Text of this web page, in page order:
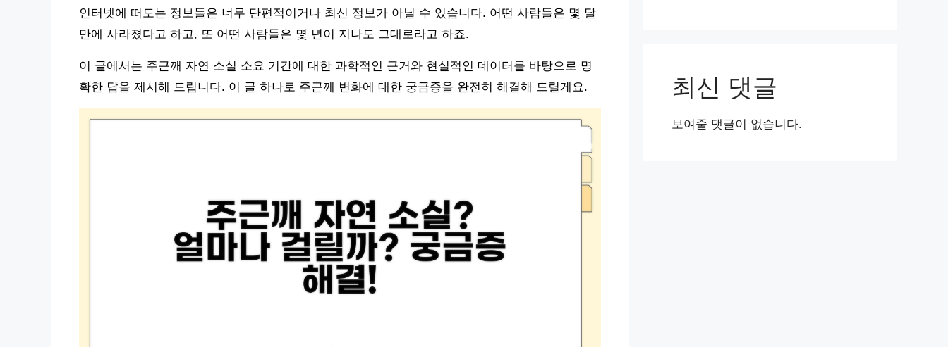
인터넷에 떠도는 정보들은 너무 단편적이거나 최신 정보가 아닐 수 있습니다. 어떤 사람들은 몇 달
만에 사라졌다고 하고, 또 어떤 사람들은 몇 년이 지나도 그대로라고 하죠.
이 글에서는 주근깨 자연 소실 소요 기간에 대한 과학적인 근거와 현실적인 데이터를 바탕으로 명
확한 답을 제시해 드립니다. 이 글 하나로 주근깨 변화에 대한 궁금증을 완전히 해결해 드릴게요.
최신 댓글
보여줄 댓글이 없습니다.